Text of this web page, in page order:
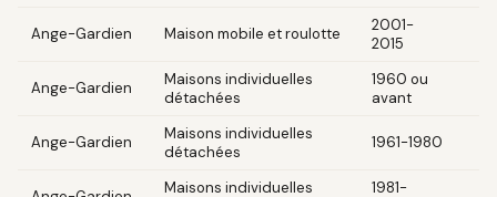
Ange-Gardien Maison mobile et roulotte
2001-
2015
Ange-Gardien
Maisons individuelles
détachées
1960 ou
avant
Ange-Gardien
Maisons individuelles
détachées
1961-1980
Maisons individuelles
1981-